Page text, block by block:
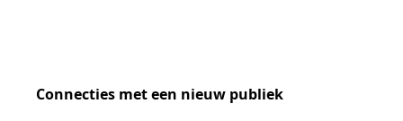
Connecties met een nieuw publiek